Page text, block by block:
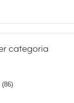
categoria
(86)